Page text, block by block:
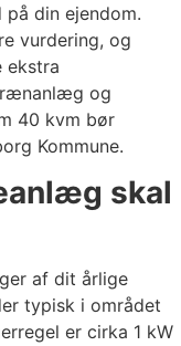
din ejendom.
vurdering, og
ekstra
og
40 kvm bør
Kommune.
skal
af dit årlige
typisk i området
er cirka 1 kW